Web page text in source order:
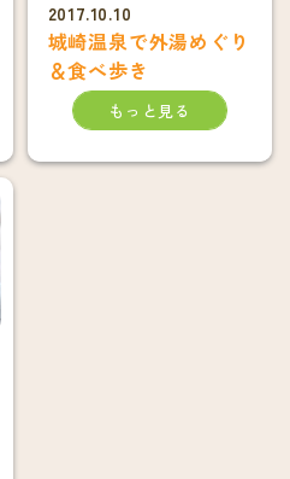
2017.10.10
城崎温泉で外湯めぐり
＆食べ歩き
もっと見る